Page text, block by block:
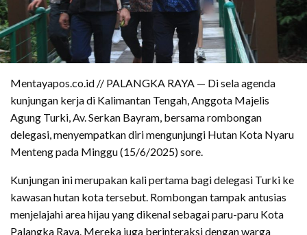
Mentayapos.co.id // PALANGKA RAYA — Di sela agenda
kunjungan kerja di Kalimantan Tengah, Anggota Majelis
Agung Turki, Av. Serkan Bayram, bersama rombongan
delegasi, menyempatkan diri mengunjungi Hutan Kota Nyaru
Menteng pada Minggu (15/6/2025) sore.
Kunjungan ini merupakan kali pertama bagi delegasi Turki ke
kawasan hutan kota tersebut. Rombongan tampak antusias
menjelajahi area hijau yang dikenal sebagai paru-paru Kota
Palangka Raya. Mereka juga berinteraksi dengan warga